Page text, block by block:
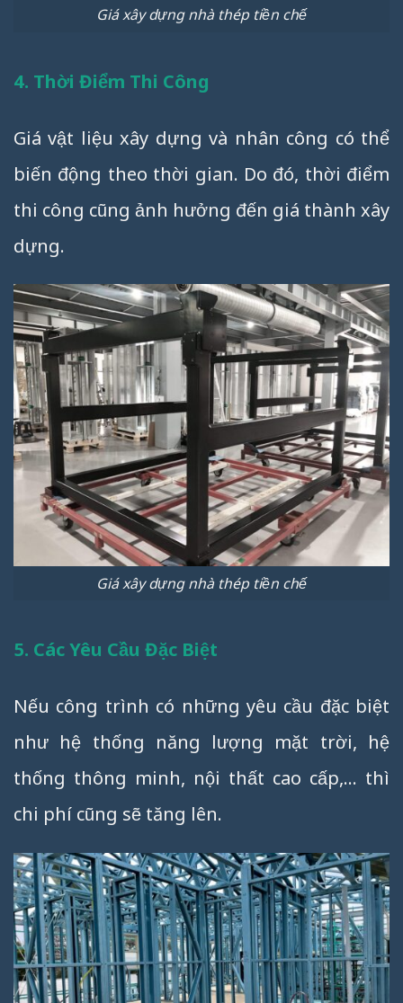
Giá xây dựng nhà thép tiền chế
4. Thời Điểm Thi Công
Giá vật liệu xây dựng và nhân công có thể
biến động theo thời gian. Do đó, thời điểm
thi công cũng ảnh hưởng đến giá thành xây
dựng.
Giá xây dựng nhà thép tiền chế
5. Các Yêu Cầu Đặc Biệt
Nếu công trình có những yêu cầu đặc biệt
như hệ thống năng lượng mặt trời, hệ
thống thông minh, nội thất cao cấp,… thì
chi phí cũng sẽ tăng lên.